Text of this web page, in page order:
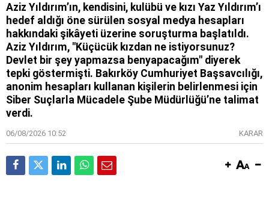
Aziz Yıldırım’ın, kendisini, kulübü ve kızı Yaz Yıldırım’ı
hedef aldığı öne sürülen sosyal medya hesapları
hakkındaki şikâyeti üzerine soruşturma başlatıldı.
Aziz Yıldırım, "Küçücük kızdan ne istiyorsunuz?
Devlet bir şey yapmazsa benyapacağım" diyerek
tepki göstermişti. Bakırköy Cumhuriyet Başsavcılığı,
anonim hesapları kullanan kişilerin belirlenmesi için
Siber Suçlarla Mücadele Şube Müdürlüğü’ne talimat
verdi.
06/08/2026 10:52 KARAR